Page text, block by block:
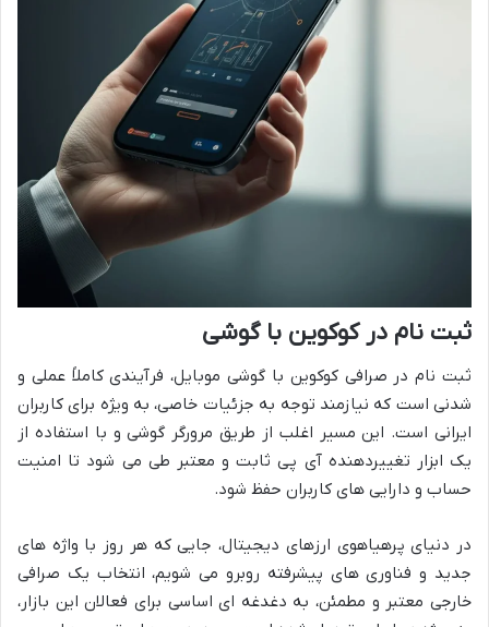
ثبت نام در کوکوین با گوشی
ثبت نام در صرافی کوکوین با گوشی موبایل، فرآیندی کاملاً عملی و
شدنی است که نیازمند توجه به جزئیات خاصی، به ویژه برای کاربران
ایرانی است. این مسیر اغلب از طریق مرورگر گوشی و با استفاده از
یک ابزار تغییردهنده آی پی ثابت و معتبر طی می شود تا امنیت
حساب و دارایی های کاربران حفظ شود.
در دنیای پرهیاهوی ارزهای دیجیتال، جایی که هر روز با واژه های
جدید و فناوری های پیشرفته روبرو می شویم، انتخاب یک صرافی
خارجی معتبر و مطمئن، به دغدغه ای اساسی برای فعالان این بازار،